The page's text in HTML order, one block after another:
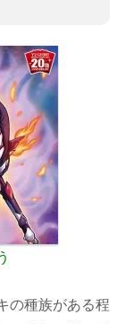
の種族がある程